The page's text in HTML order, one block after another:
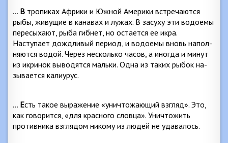
… В тропиках Африки и Южной Америки встречают­ся
рыбы, живущие в канавах и лужах. В засуху эти во­доемы
пересыхают, рыба гибнет, но остается ее икра.
Наступает дождливый период, и водоемы вновь напол­
няются водой. Через несколько часов, а иногда и минут
из икринок выводятся мальки. Одна из таких рыбок на­
зывается калиурус.
… Есть такое выражение «уничтожающий взгляд». Это,
как говорится, «для красного словца». Уничтожить
противника взглядом никому из людей не удавалось.